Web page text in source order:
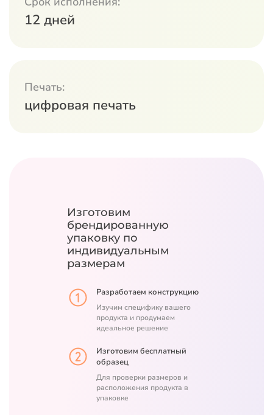
12 дней
Печать:
цифровая печать
Изготовим
брендированную
упаковку по
индивидуальным
размерам
Разработаем конструкцию
Изучим специфику вашего
продукта и продумаем
идеальное решение
Изготовим бесплатный
образец
Для проверки размеров и
расположения продукта в
упаковке